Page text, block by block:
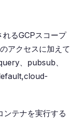
れるGCPスコープ
アクセスに加えて
、pubsub、
テナを実行する